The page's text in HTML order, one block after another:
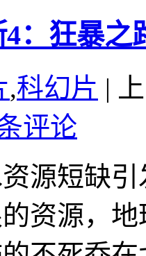
：狂暴之
,科幻片 |
评论
源短缺
资源，